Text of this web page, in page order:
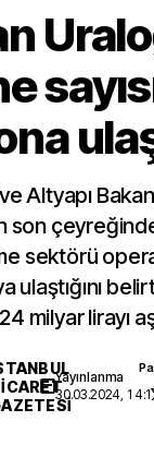
Altyapı
son
sektörü
ulaştığını
milyar lirayı
Yayınlanma
30.03.2024,